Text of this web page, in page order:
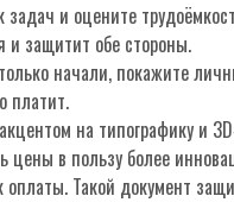
и оцените
и защитит обе стороны.
начали, покажите
платит.
на типографику и
цены в пользу более
Такой документ